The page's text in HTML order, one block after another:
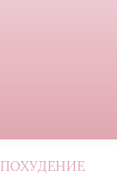
ПОХУДЕНИЕ